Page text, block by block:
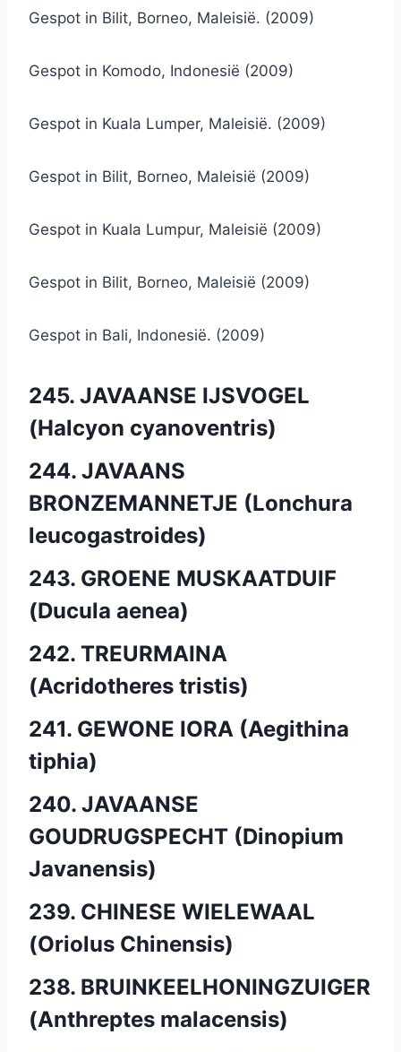
Gespot in Bilit, Borneo, Maleisië. (2009)
Gespot in Komodo, Indonesië (2009)
Gespot in Kuala Lumper, Maleisië. (2009)
Gespot in Bilit, Borneo, Maleisië (2009)
Gespot in Kuala Lumpur, Maleisië (2009)
Gespot in Bilit, Borneo, Maleisië (2009)
Gespot in Bali, Indonesië. (2009)
245. JAVAANSE IJSVOGEL
(Halcyon cyanoventris)
244. JAVAANS
BRONZEMANNETJE (Lonchura
leucogastroides)
243. GROENE MUSKAATDUIF
(Ducula aenea)
242. TREURMAINA
(Acridotheres tristis)
241. GEWONE IORA (Aegithina
tiphia)
240. JAVAANSE
GOUDRUGSPECHT (Dinopium
Javanensis)
239. CHINESE WIELEWAAL
(Oriolus Chinensis)
238. BRUINKEELHONINGZUIGER
(Anthreptes malacensis)